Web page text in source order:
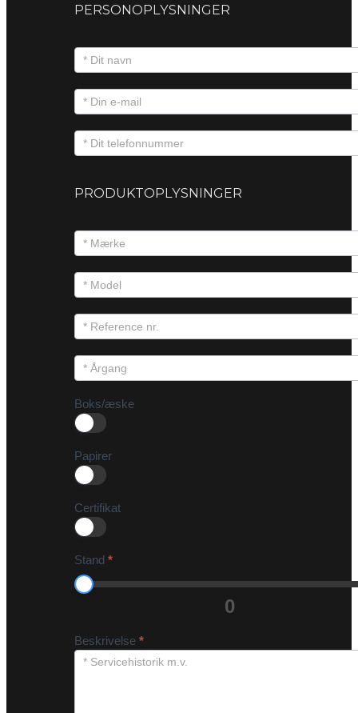
PERSONOPLYSNINGER
PRODUKTOPLYSNINGER
Boks/æske
Papirer
Certifikat
Stand *
0
Beskrivelse *